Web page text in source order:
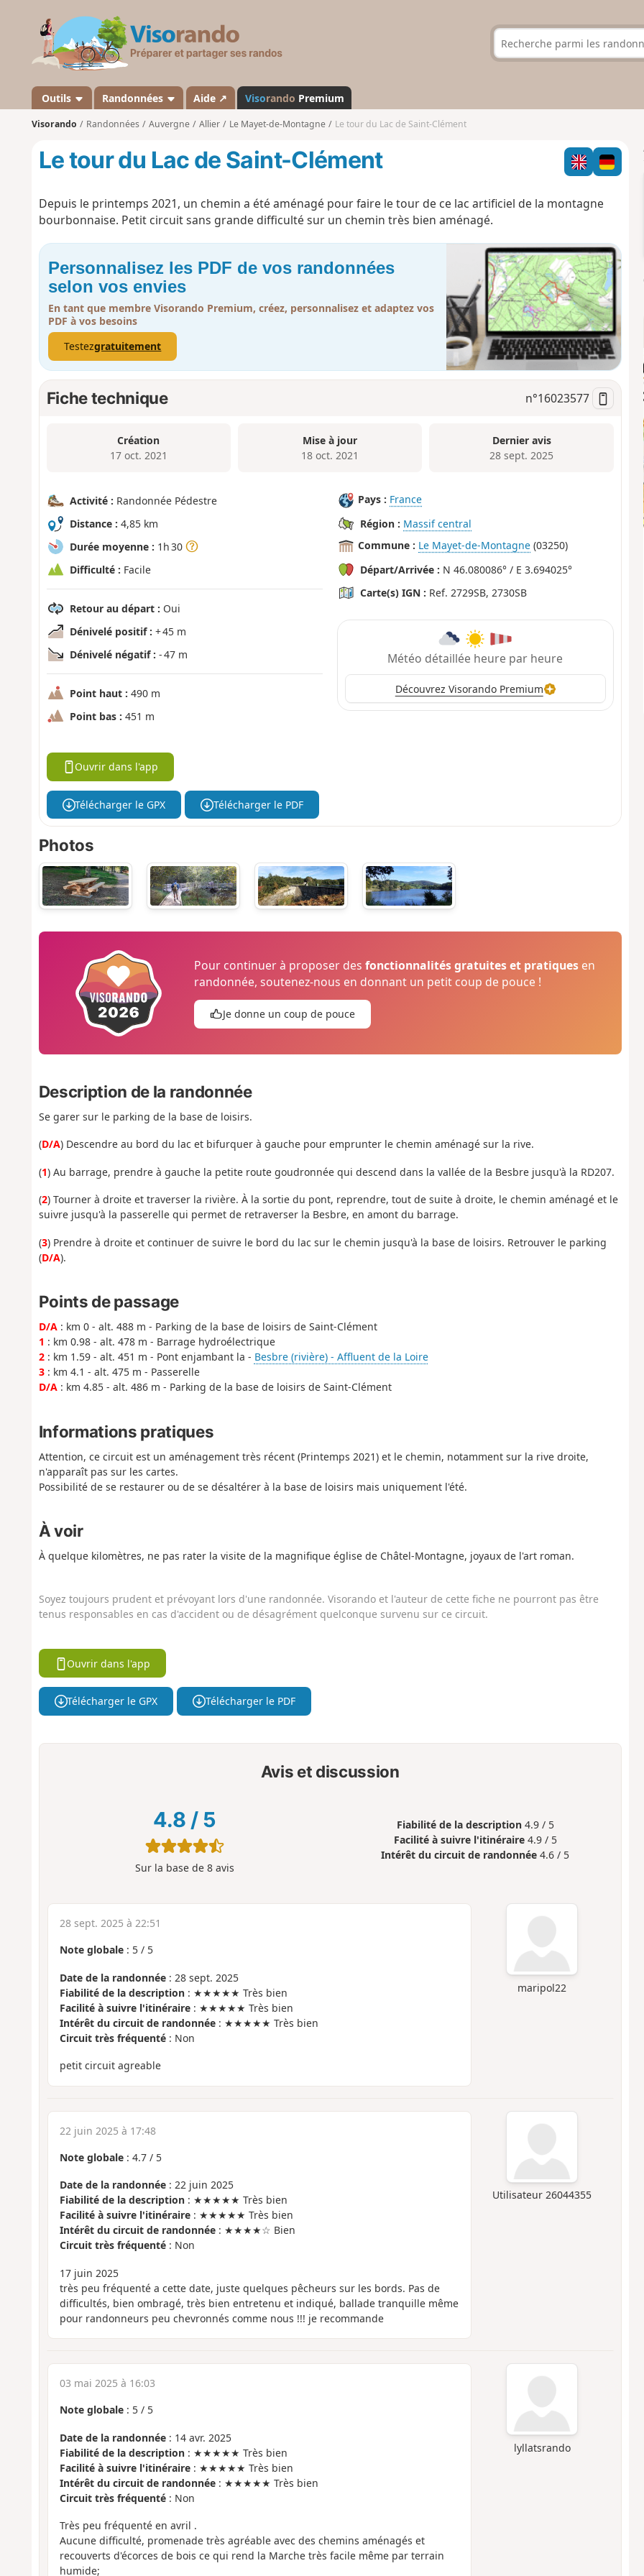
s
a
n
d
Outils Randonnées Aide ↗ Visorando Premium
Visorando Randonnées Auvergne Allier Le Mayet-de-Montagne Le tour du Lac de Saint-Clément
Le tour du Lac de Saint-Clément
Depuis le printemps 2021, un chemin a été aménagé pour faire le tour de ce lac artificiel de la montagne
bourbonnaise. Petit circuit sans grande difficulté sur un chemin très bien aménagé.
Personnalisez les PDF de vos randonnées
selon vos envies
En tant que membre Visorando Premium, créez, personnalisez et adaptez vos
PDF à vos besoins
Testezgratuitement
Fiche technique n°16023577
Création
17 oct. 2021
Mise à jour
18 oct. 2021
Dernier avis
28 sept. 2025
Activité : Randonnée Pédestre
Distance : 4,85 km
Durée moyenne : 1h 30
Difficulté : Facile
Retour au départ : Oui
Dénivelé positif : + 45 m
Dénivelé négatif : - 47 m
Point haut : 490 m
Point bas : 451 m
Pays : France
Région : Massif central
Commune : Le Mayet-de-Montagne (03250)
Départ/Arrivée : N 46.080086° / E 3.694025°
Carte(s) IGN : Ref. 2729SB, 2730SB
Météo détaillée heure par heure
Découvrez Visorando Premium
Ouvrir dans l'app
Télécharger le GPX Télécharger le PDF
Photos
Pour continuer à proposer desfonctionnalités gratuites et pratiques en
randonnée, soutenez-nous en donnant un petit coup de pouce !
Je donne un coup de pouce
Description de la randonnée
Se garer sur le parking de la base de loisirs.
(D/A) Descendre au bord du lac et bifurquer à gauche pour emprunter le chemin aménagé sur la rive.
(1) Au barrage, prendre à gauche la petite route goudronnée qui descend dans la vallée de la Besbre jusqu'à la RD207.
(2) Tourner à droite et traverser la rivière. À la sortie du pont, reprendre, tout de suite à droite, le chemin aménagé et le
suivre jusqu'à la passerelle qui permet de retraverser la Besbre, en amont du barrage.
(3) Prendre à droite et continuer de suivre le bord du lac sur le chemin jusqu'à la base de loisirs. Retrouver le parking
(D/A).
Points de passage
D/A: km 0 - alt. 488 m - Parking de la base de loisirs de Saint-Clément
1 : km 0.98 - alt. 478 m - Barrage hydroélectrique
2: km 1.59 - alt. 451 m - Pont enjambant la - Besbre (rivière) - Affluent de la Loire
3: km 4.1 - alt. 475 m - Passerelle
D/A: km 4.85 - alt. 486 m - Parking de la base de loisirs de Saint-Clément
Informations pratiques
Attention, ce circuit est un aménagement très récent (Printemps 2021) et le chemin, notamment sur la rive droite,
n'apparaît pas sur les cartes.
Possibilité de se restaurer ou de se désaltérer à la base de loisirs mais uniquement l'été.
À voir
À quelque kilomètres, ne pas rater la visite de la magnifique église de Châtel-Montagne, joyaux de l'art roman.
Soyez toujours prudent et prévoyant lors d'une randonnée. Visorando et l'auteur de cette fiche ne pourront pas être
tenus responsables en cas d'accident ou de désagrément quelconque survenu sur ce circuit.
Ouvrir dans l'app
Télécharger le GPX Télécharger le PDF
Avis et discussion
4.8 / 5
Sur la base de 8avis
Fiabilité de la description 4.9 / 5
Facilité à suivre l'itinéraire 4.9 / 5
Intérêt du circuit de randonnée 4.6 / 5
maripol22
28 sept. 2025 à 22:51
Note globale: 5/ 5
Date de la randonnée: 28 sept. 2025
Fiabilité de la description: ★★★★★ Très bien
Facilité à suivre l'itinéraire: ★★★★★ Très bien
Intérêt du circuit de randonnée: ★★★★★ Très bien
Circuit très fréquenté: Non
petit circuit agreable
Utilisateur 26044355
22 juin 2025 à 17:48
Note globale: 4.7/ 5
Date de la randonnée: 22 juin 2025
Fiabilité de la description: ★★★★★ Très bien
Facilité à suivre l'itinéraire: ★★★★★ Très bien
Intérêt du circuit de randonnée: ★★★★☆ Bien
Circuit très fréquenté: Non
17 juin 2025
très peu fréquenté a cette date, juste quelques pêcheurs sur les bords. Pas de
difficultés, bien ombragé, très bien entretenu et indiqué, ballade tranquille même
pour randonneurs peu chevronnés comme nous !!! je recommande
lyllatsrando
03 mai 2025 à 16:03
Note globale: 5/ 5
Date de la randonnée: 14 avr. 2025
Fiabilité de la description: ★★★★★ Très bien
Facilité à suivre l'itinéraire: ★★★★★ Très bien
Intérêt du circuit de randonnée: ★★★★★ Très bien
Circuit très fréquenté: Non
Très peu fréquenté en avril .
Aucune difficulté, promenade très agréable avec des chemins aménagés et
recouverts d'écorces de bois ce qui rend la Marche très facile même par terrain
humide;